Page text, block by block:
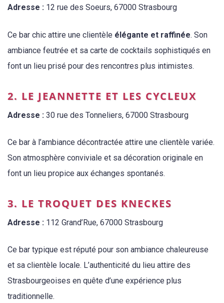
Adresse : 12 rue des Soeurs, 67000 Strasbourg
Ce bar chic attire une clientèle élégante et raffinée. Son
ambiance feutrée et sa carte de cocktails sophistiqués en
font un lieu prisé pour des rencontres plus intimistes.
2. LE JEANNETTE ET LES CYCLEUX
Adresse : 30 rue des Tonneliers, 67000 Strasbourg
Ce bar à l’ambiance décontractée attire une clientèle variée.
Son atmosphère conviviale et sa décoration originale en
font un lieu propice aux échanges spontanés.
3. LE TROQUET DES KNECKES
Adresse : 112 Grand’Rue, 67000 Strasbourg
Ce bar typique est réputé pour son ambiance chaleureuse
et sa clientèle locale. L’authenticité du lieu attire des
Strasbourgeoises en quête d’une expérience plus
traditionnelle.